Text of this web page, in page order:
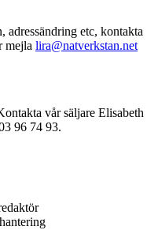
etc, kontakta
mejla lira@natverkstan.net
vår säljare Elisabeth
96 74 93.